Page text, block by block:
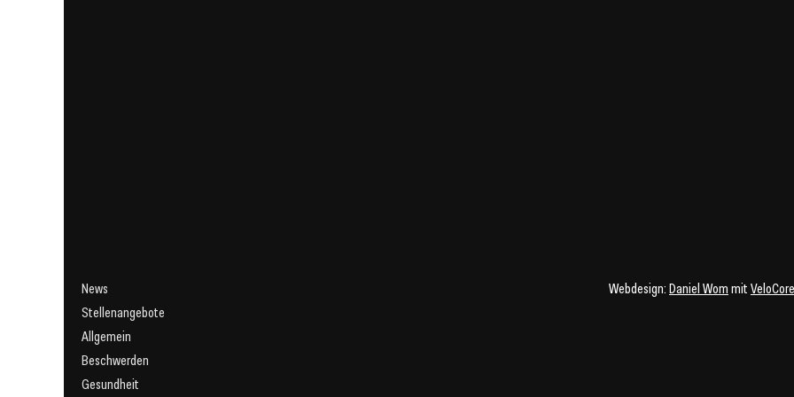
News
Stellenangebote
Allgemein
Beschwerden
Gesundheit
Webdesign:Daniel WommitVeloCore